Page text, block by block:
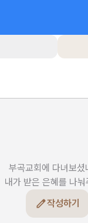
부곡교회에 다녀보셨
내가 받은 은혜를 나눠
작성하기